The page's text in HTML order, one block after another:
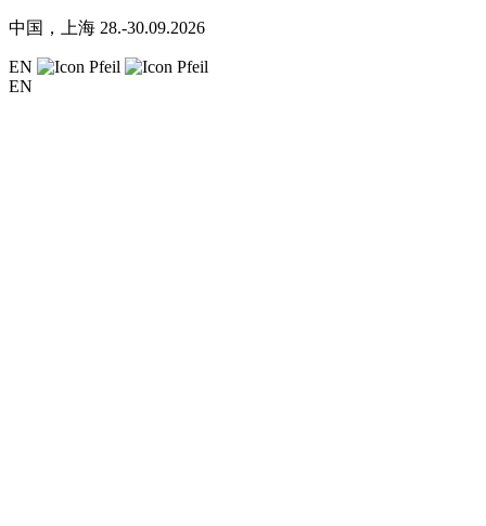
中国，上海 28.-30.09.2026
EN
EN